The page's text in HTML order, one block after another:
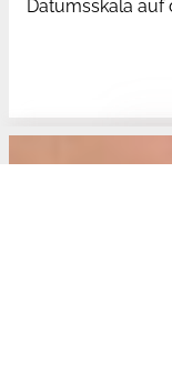
Datumsskala auf